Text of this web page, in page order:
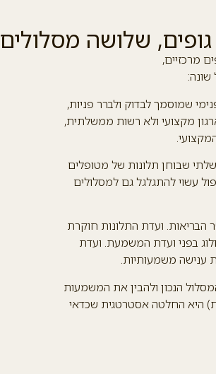
שלושה מסלולים
מרכזיים,
שונה:
שמוסמך לבדוק ולברר פניות,
מקצועי ולא רשות ממשלתית,
שבוחן תלונות של מטופלים
עשוי להתגלגל גם למסלולים
הבריאות. ועדת התלונות חוקרת
בפני ועדת המשמעת. ועדת
ענישה משמעותיות.
הנכון ולהבין את המשמעות
היא החלטה אסטרטגית שכדאי